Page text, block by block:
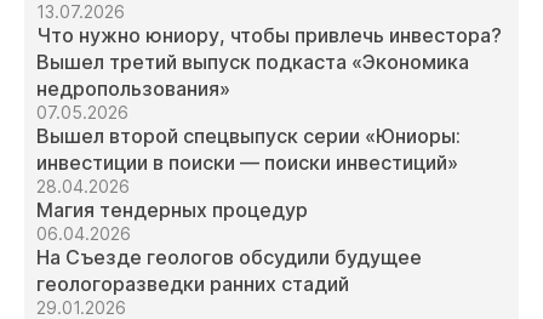
13.07.2026
Что нужно юниору, чтобы привлечь инвестора?
Вышел третий выпуск подкаста «Экономика
недропользования»
07.05.2026
Вышел второй спецвыпуск серии «Юниоры:
инвестиции в поиски — поиски инвестиций»
28.04.2026
Магия тендерных процедур
06.04.2026
На Съезде геологов обсудили будущее
геологоразведки ранних стадий
29.01.2026